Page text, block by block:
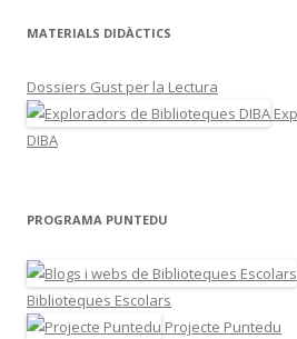
MATERIALS DIDÀCTICS
Dossiers Gust per la Lectura
DIBA
PROGRAMA PUNTEDU
Biblioteques Escolars
Projecte Puntedu